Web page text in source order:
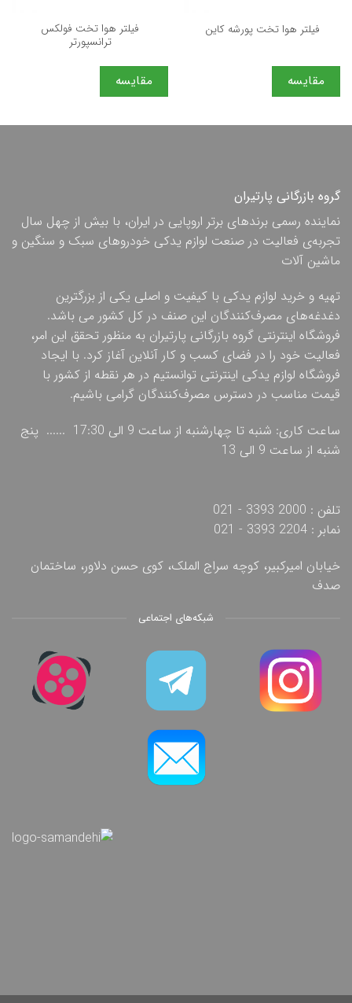
فیلتر هوا تخت پورشه كاین
مقایسه
فیلتر هوا تخت فولكس
ترانسپورتر
مقایسه
گروه بازرگانی پارتیران
نماینده رسمی برندهای برتر اروپایی در ایران، با بیش از چهل سال
تجربه‌ی فعالیت در صنعت لوازم یدکی خودروهای سبک و سنگین و
ماشین آلات
تهیه و خرید لوازم یدکی با کیفیت و اصلی یکی از بزرگترین
دغدغه‌های مصرف‌کنندگان این صنف در کل کشور می باشد.
فروشگاه اینترنتی گروه بازرگانی پارتیران به منظور تحقق این امر،
فعالیت خود را در فضای کسب و کار آنلاین آغاز کرد. با ایجاد
فروشگاه لوازم یدکی اینترنتی توانستیم در هر نقطه از کشور با
قیمت مناسب در دسترس مصرف‌کنندگان گرامی باشیم.
ساعت کاری: شنبه تا چهارشنبه از ساعت 9 الی 17:30 ...... پنج
شنبه از ساعت 9 الی 13
تلفن : 2000 3393 - 021
نمابر : 2204 3393 - 021
خیابان امیرکبیر، کوچه سراج الملک، کوی حسن دلاور، ساختمان
صدف
شبکه‌های اجتماعی